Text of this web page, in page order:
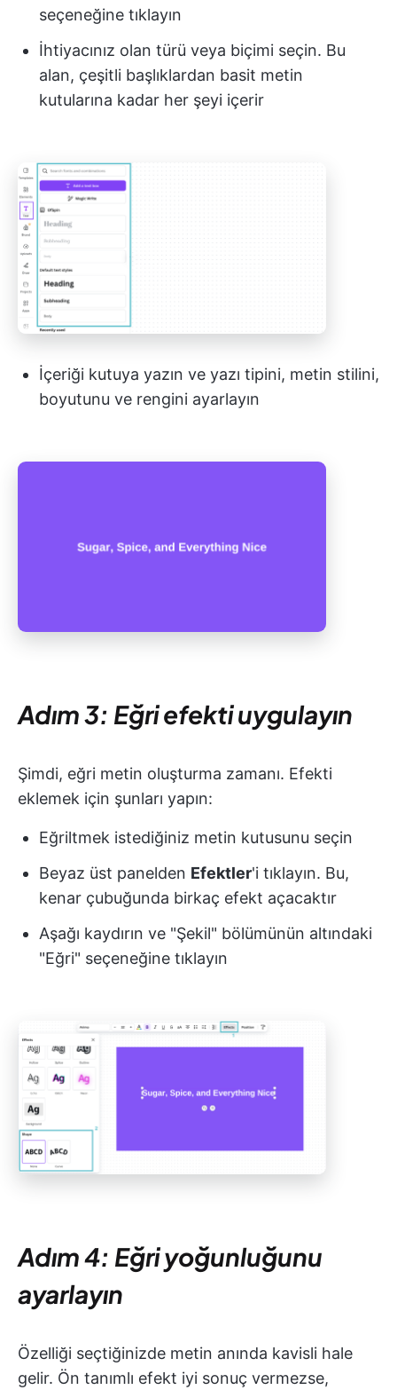
seçeneğine tıklayın
İhtiyacınız olan türü veya biçimi seçin. Bu
alan, çeşitli başlıklardan basit metin
kutularına kadar her şeyi içerir
İçeriği kutuya yazın ve yazı tipini, metin stilini,
boyutunu ve rengini ayarlayın
Adım 3: Eğri efekti uygulayın
Şimdi, eğri metin oluşturma zamanı. Efekti
eklemek için şunları yapın:
Eğriltmek istediğiniz metin kutusunu seçin
Beyaz üst panelden Efektler'i tıklayın. Bu,
kenar çubuğunda birkaç efekt açacaktır
Aşağı kaydırın ve "Şekil" bölümünün altındaki
"Eğri" seçeneğine tıklayın
Adım 4: Eğri yoğunluğunu
ayarlayın
Özelliği seçtiğinizde metin anında kavisli hale
gelir. Ön tanımlı efekt iyi sonuç vermezse,